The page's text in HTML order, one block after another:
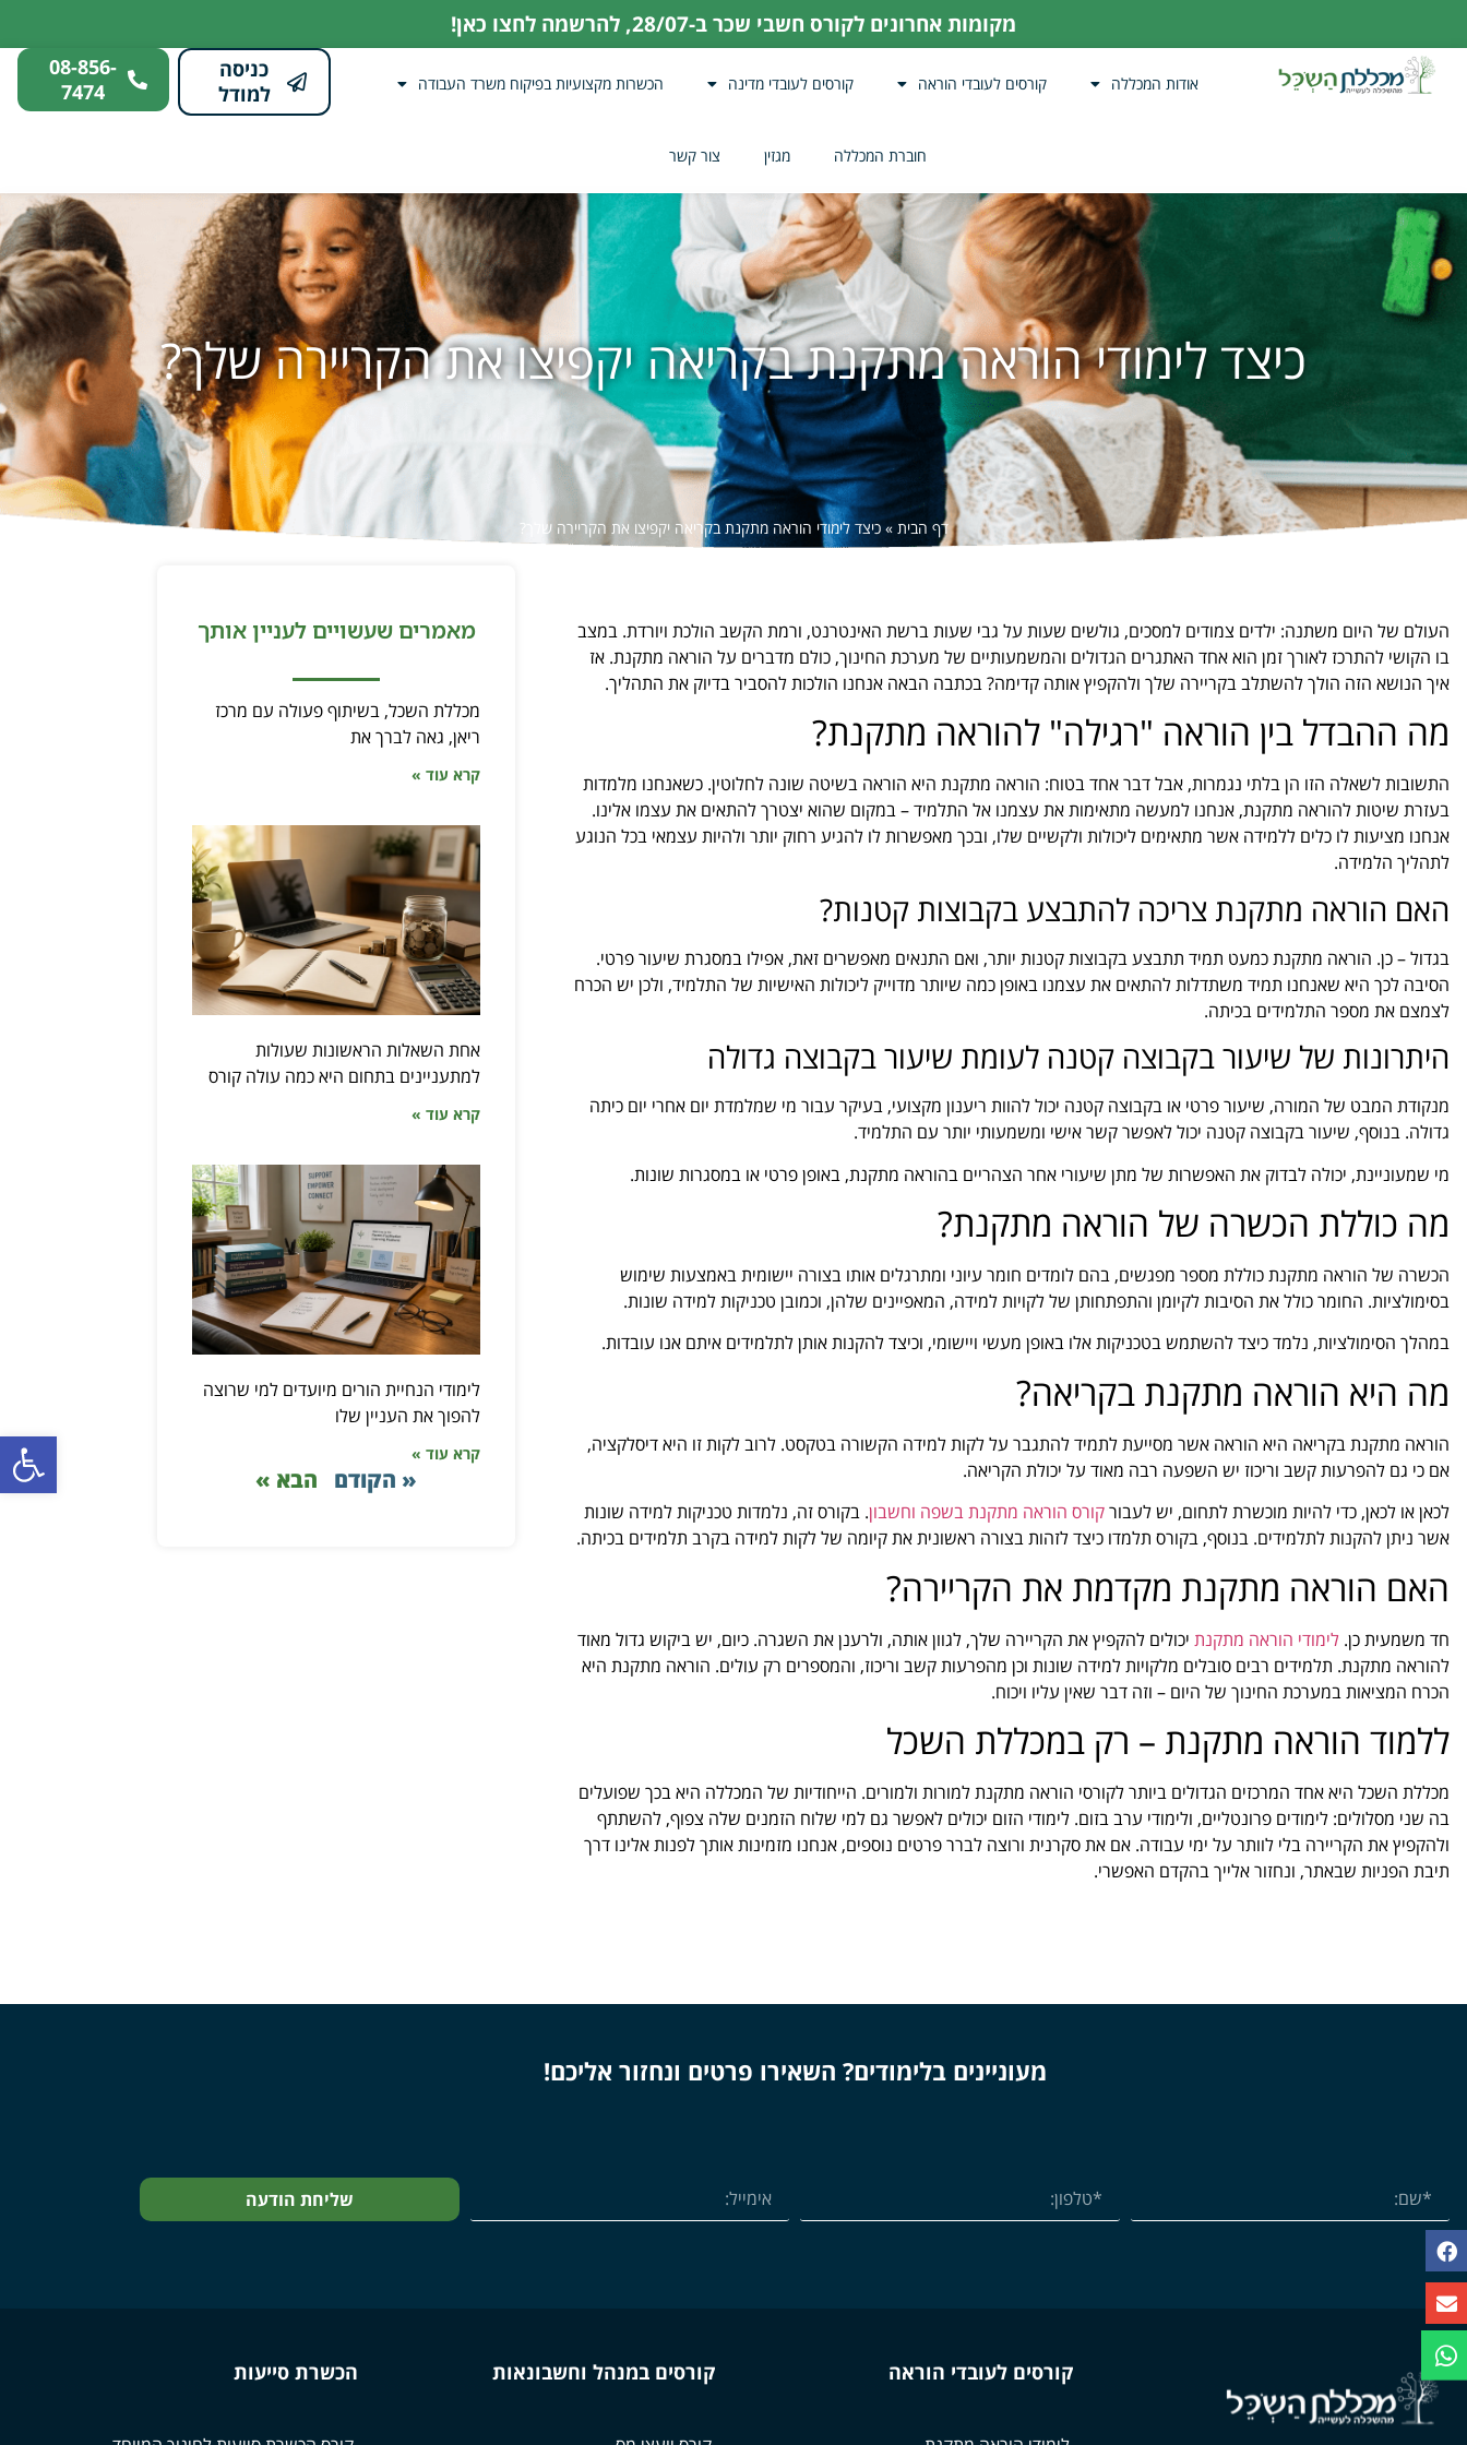
פתח
מקומות אחרונים לקורס חשבי שכר ב-28/07, להרשמה לחצו כאן!
אודות המכללה קורסים לעובדי הוראה קורסים לעובדי מדינה הכשרות מקצועיות בפיקוח משרד העבודה
חוברת המכללה מגזין צור קשר
כניסה
למודל
08-856-
7474
כיצד לימודי הוראה מתקנת בקריאה יקפיצו את הקריירה שלך?
דף הבית »כיצד לימודי הוראה מתקנת בקריאה יקפיצו את הקריירה שלך?
העולם של היום משתנה: ילדים צמודים למסכים, גולשים שעות על גבי שעות ברשת האינטרנט, ורמת הקשב הולכת ויורדת. במצב
בו הקושי להתרכז לאורך זמן הוא אחד האתגרים הגדולים והמשמעותיים של מערכת החינוך, כולם מדברים על הוראה מתקנת. אז
איך הנושא הזה הולך להשתלב בקריירה שלך ולהקפיץ אותה קדימה? בכתבה הבאה אנחנו הולכות להסביר בדיוק את התהליך.
מה ההבדל בין הוראה "רגילה" להוראה מתקנת?
התשובות לשאלה הזו הן בלתי נגמרות, אבל דבר אחד בטוח: הוראה מתקנת היא הוראה בשיטה שונה לחלוטין. כשאנחנו מלמדות
בעזרת שיטות להוראה מתקנת, אנחנו למעשה מתאימות את עצמנו אל התלמיד – במקום שהוא יצטרך להתאים את עצמו אלינו.
אנחנו מציעות לו כלים ללמידה אשר מתאימים ליכולות ולקשיים שלו, ובכך מאפשרות לו להגיע רחוק יותר ולהיות עצמאי בכל הנוגע
לתהליך הלמידה.
האם הוראה מתקנת צריכה להתבצע בקבוצות קטנות?
בגדול – כן. הוראה מתקנת כמעט תמיד תתבצע בקבוצות קטנות יותר, ואם התנאים מאפשרים זאת, אפילו במסגרת שיעור פרטי.
הסיבה לכך היא שאנחנו תמיד משתדלות להתאים את עצמנו באופן כמה שיותר מדוייק ליכולות האישיות של התלמיד, ולכן יש הכרח
לצמצם את מספר התלמידים בכיתה.
היתרונות של שיעור בקבוצה קטנה לעומת שיעור בקבוצה גדולה
מנקודת המבט של המורה, שיעור פרטי או בקבוצה קטנה יכול להוות ריענון מקצועי, בעיקר עבור מי שמלמדת יום אחרי יום כיתה
גדולה. בנוסף, שיעור בקבוצה קטנה יכול לאפשר קשר אישי ומשמעותי יותר עם התלמיד.
מי שמעוניינת, יכולה לבדוק את האפשרות של מתן שיעורי אחר הצהריים בהוראה מתקנת, באופן פרטי או במסגרות שונות.
מה כוללת הכשרה של הוראה מתקנת?
הכשרה של הוראה מתקנת כוללת מספר מפגשים, בהם לומדים חומר עיוני ומתרגלים אותו בצורה יישומית באמצעות שימוש
בסימולציות. החומר כולל את הסיבות לקיומן והתפתחותן של לקויות למידה, המאפיינים שלהן, וכמובן טכניקות למידה שונות.
במהלך הסימולציות, נלמד כיצד להשתמש בטכניקות אלו באופן מעשי ויישומי, וכיצד להקנות אותן לתלמידים איתם אנו עובדות.
מה היא הוראה מתקנת בקריאה?
הוראה מתקנת בקריאה היא הוראה אשר מסייעת לתמיד להתגבר על לקות למידה הקשורה בטקסט. לרוב לקות זו היא דיסלקציה,
אם כי גם להפרעות קשב וריכוז יש השפעה רבה מאוד על יכולת הקריאה.
לכאן או לכאן, כדי להיות מוכשרת לתחום, יש לעבורקורס הוראה מתקנת בשפה וחשבון. בקורס זה, נלמדות טכניקות למידה שונות
אשר ניתן להקנות לתלמידים. בנוסף, בקורס תלמדו כיצד לזהות בצורה ראשונית את קיומה של לקות למידה בקרב תלמידים בכיתה.
האם הוראה מתקנת מקדמת את הקריירה?
חד משמעית כן. לימודי הוראה מתקנת יכולים להקפיץ את הקריירה שלך, לגוון אותה, ולרענן את השגרה. כיום, יש ביקוש גדול מאוד
להוראה מתקנת. תלמידים רבים סובלים מלקויות למידה שונות וכן מהפרעות קשב וריכוז, והמספרים רק עולים. הוראה מתקנת היא
הכרח המציאות במערכת החינוך של היום – וזה דבר שאין עליו ויכוח.
ללמוד הוראה מתקנת – רק במכללת השכל
מכללת השכל היא אחד המרכזים הגדולים ביותר לקורסי הוראה מתקנת למורות ולמורים. הייחודיות של המכללה היא בכך שפועלים
בה שני מסלולים: לימודים פרונטליים, ולימודי ערב בזום. לימודי הזום יכולים לאפשר גם למי שלוח הזמנים שלה צפוף, להשתתף
ולהקפיץ את הקריירה בלי לוותר על ימי עבודה. אם את סקרנית ורוצה לברר פרטים נוספים, אנחנו מזמינות אותך לפנות אלינו דרך
תיבת הפניות שבאתר, ונחזור אלייך בהקדם האפשרי.
מאמרים שעשויים לעניין אותך
מכללת השכל, בשיתוף פעולה עם מרכז
ריאן, גאה לברך את
קרא עוד »
אחת השאלות הראשונות שעולות
למתעניינים בתחום היא כמה עולה קורס
קרא עוד »
לימודי הנחיית הורים מיועדים למי שרוצה
להפוך את העניין שלו
קרא עוד »
« הקודם הבא »
מעוניינים בלימודים? השאירו פרטים ונחזור אליכם!
שליחת הודעה
קורסים לעובדי הוראה קורסים במנהל וחשבונאות הכשרת סייעות